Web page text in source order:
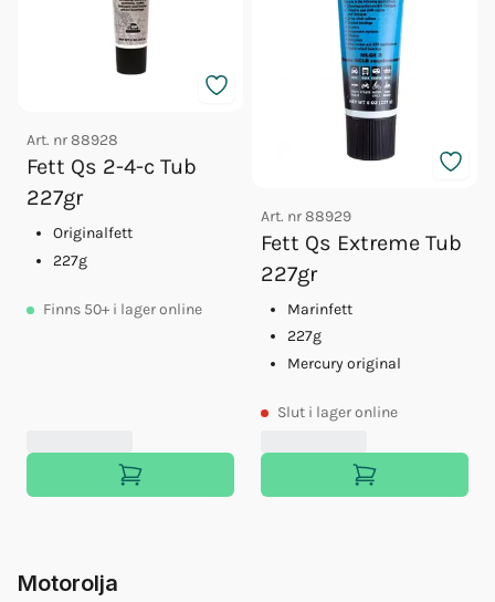
903X90C & Up
906F90B & Up
908X90B & Up
Art. nr88928
Fett Qs 2-4-c Tub
227gr
Originalfett
227g
Finns 50+ i lager online
Art. nr88929
Fett Qs Extreme Tub
227gr
Marinfett
227g
Mercury original
Slut i lager online
Motorolja